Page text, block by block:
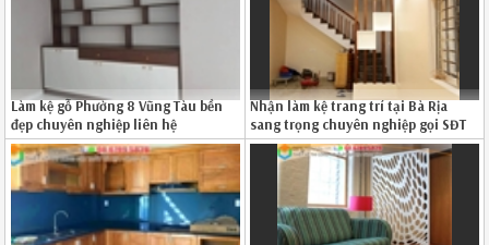
Làm kệ gỗ Phường 8 Vũng Tàu bền
đẹp chuyên nghiệp liên hệ
0867895828
Nhận làm kệ trang trí tại Bà Rịa
sang trọng chuyên nghiệp gọi SĐT
0867895828